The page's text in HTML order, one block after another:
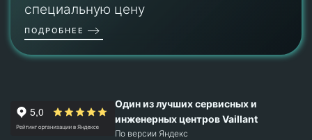
специальную цену
ПОДРОБНЕЕ
Один из лучших сервисных и
инженерных центров Vaillant
По версии Яндекс